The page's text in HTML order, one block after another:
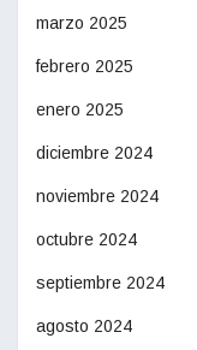
marzo 2025
febrero 2025
enero 2025
diciembre 2024
noviembre 2024
octubre 2024
septiembre 2024
agosto 2024